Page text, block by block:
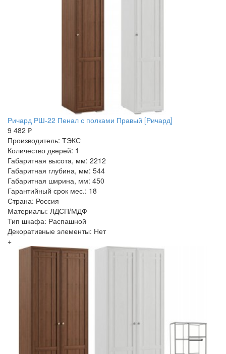
Ричард РШ-22 Пенал с полками Правый [Ричард]
9 482 ₽
Производитель: ТЭКС
Количество дверей: 1
Габаритная высота, мм: 2212
Габаритная глубина, мм: 544
Габаритная ширина, мм: 450
Гарантийный срок мес.: 18
Страна: Россия
Материалы: ЛДСП/МДФ
Тип шкафа: Распашной
Декоративные элементы: Нет
+